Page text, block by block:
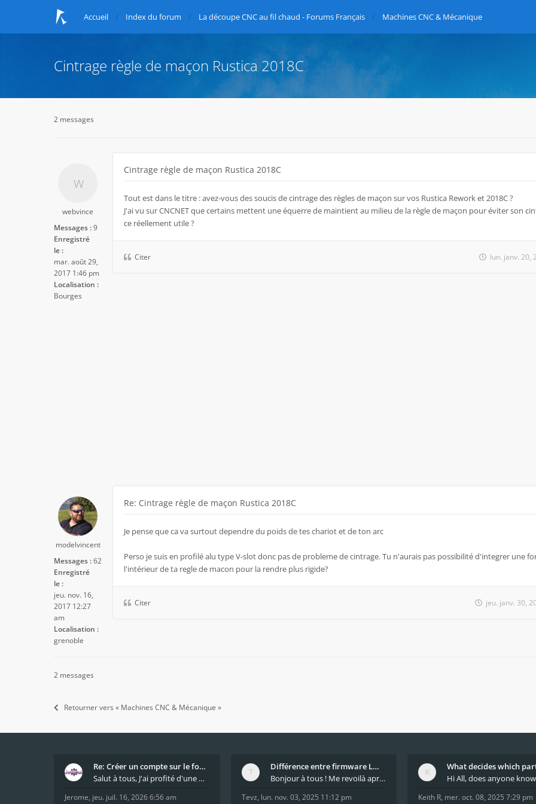
Accueil Index du forum La découpe CNC au fil chaud - Forums Français Machines CNC & Mécanique
Cintrage règle de maçon Rustica 2018C
2 messages
webvince
Messages :9
Enregistré
le :
mar. août 29,
2017 1:46 pm
Localisation :
Bourges
Cintrage règle de maçon Rustica 2018C
Tout est dans le titre : avez-vous des soucis de cintrage des règles de maçon sur vos Rustica Rework et 2018C ?
J'ai vu sur CNCNET que certains mettent une équerre de maintient au milieu de la règle de maçon pour éviter son
ce réellement utile ?
Citer lun. janv. 20,
modelvincent
Messages :62
Enregistré
le :
jeu. nov. 16,
2017 12:27
am
Localisation :
grenoble
Re: Cintrage règle de maçon Rustica 2018C
Je pense que ca va surtout dependre du poids de tes chariot et de ton arc
Perso je suis en profilé alu type V-slot donc pas de probleme de cintrage. Tu n'aurais pas possibilité d'integrer une
l'intérieur de ta regle de macon pour la rendre plus rigide?
Citer jeu. janv. 30,
2 messages
Retourner vers « Machines CNC & Mécanique »
Re: Créer un compte sur le forum / Create forum us
Salut à tous, J'ai profité d'une mise à jour du s
Jerome, jeu. juil. 16, 2026 6:56 am
Différence entre firmware LMFAO_V4_8_0 et du GRBL
Bonjour à tous ! Me revoilà après 5 ans de pause
Tevz, lun. nov. 03, 2025 11:12 pm Keith R, mer. oct. 08, 2025 7:29 pm